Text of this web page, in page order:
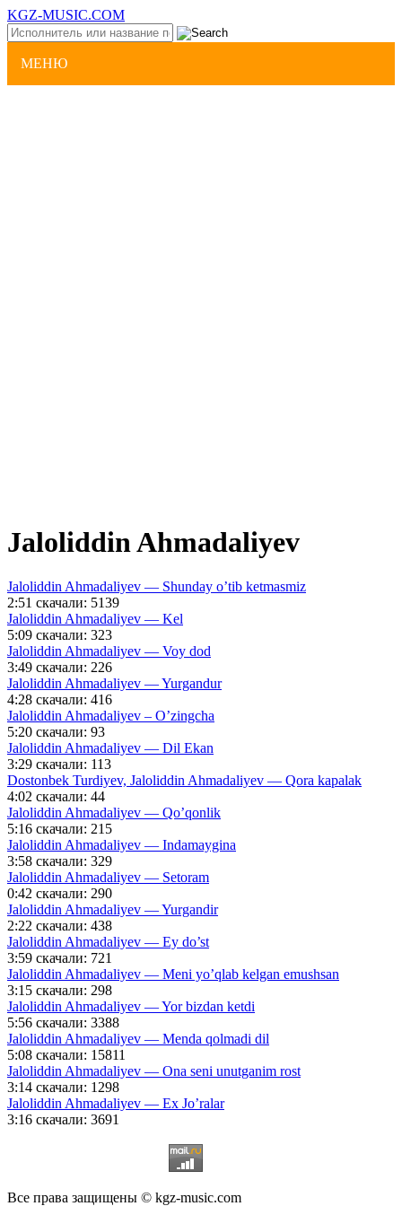
KGZ-MUSIC.COM
МЕНЮ
Jaloliddin Ahmadaliyev
Jaloliddin Ahmadaliyev — Shunday o’tib ketmasmiz
2:51 скачали: 5139
Jaloliddin Ahmadaliyev — Kel
5:09 скачали: 323
Jaloliddin Ahmadaliyev — Voy dod
3:49 скачали: 226
Jaloliddin Ahmadaliyev — Yurgandur
4:28 скачали: 416
Jaloliddin Ahmadaliyev – O’zingcha
5:20 скачали: 93
Jaloliddin Ahmadaliyev — Dil Ekan
3:29 скачали: 113
Dostonbek Turdiyev, Jaloliddin Ahmadaliyev — Qora kapalak
4:02 скачали: 44
Jaloliddin Ahmadaliyev — Qo’qonlik
5:16 скачали: 215
Jaloliddin Ahmadaliyev — Indamaygina
3:58 скачали: 329
Jaloliddin Ahmadaliyev — Setoram
0:42 скачали: 290
Jaloliddin Ahmadaliyev — Yurgandir
2:22 скачали: 438
Jaloliddin Ahmadaliyev — Ey do’st
3:59 скачали: 721
Jaloliddin Ahmadaliyev — Meni yo’qlab kelgan emushsan
3:15 скачали: 298
Jaloliddin Ahmadaliyev — Yor bizdan ketdi
5:56 скачали: 3388
Jaloliddin Ahmadaliyev — Menda qolmadi dil
5:08 скачали: 15811
Jaloliddin Ahmadaliyev — Ona seni unutganim rost
3:14 скачали: 1298
Jaloliddin Ahmadaliyev — Ex Jo’ralar
3:16 скачали: 3691
Все права защищены © kgz-music.com